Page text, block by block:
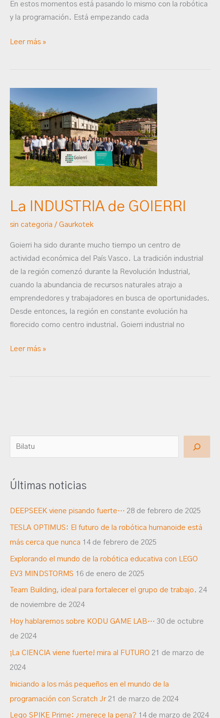
En estos momentos está pasando lo mismo con la robótica
y la programación. Está empezando cada
Leer más »
La INDUSTRIA de GOIERRI
sin categoria / Gaurkotek
Goierri ha sido durante mucho tiempo un centro de
actividad económica del País Vasco. La tradición industrial
de la región comenzó durante la Revolución Industrial,
cuando la abundancia de recursos naturales atrajo a
emprendedores y trabajadores en busca de oportunidades.
Desde entonces, la región en constante evolución ha
florecido como centro industrial. Goierri industrial no
INDUSTRIA
de
GOIERRI
Leer más »
u
c
Últimas noticias
DEEPSEEK viene pisando fuerte… 28 de febrero de 2025
TESLA OPTIMUS: El futuro de la robótica humanoide está
más cerca que nunca 14 de febrero de 2025
Explorando el mundo de la robótica educativa con LEGO
EV3 MINDSTORMS 16 de enero de 2025
Team Building, ideal para fortalecer el grupo de trabajo. 24
de noviembre de 2024
Hoy hablaremos sobre KODU GAME LAB… 30 de octubre
de 2024
¡La CIENCIA viene fuerte! mira al FUTURO 21 de marzo de
2024
Iniciando a los más pequeños en el mundo de la
programación con Scratch Jr 21 de marzo de 2024
Lego SPIKE Prime: ¿merece la pena? 14 de marzo de 2024